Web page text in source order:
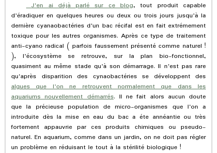
J'en ai déjà parlé sur ce blog, tout produit capable
d'éradiquer en quelques heures ou deux ou trois jours jusqu'à la
dernière cyanaobactéries d'un bac récifal est en fait extrémement
toxique pour les autres organismes. Après ce type de traitement
anti-cyano radical ( parfois faussement présenté comme naturel !
), l'écosystème se retrouve, sur la plan bio-fonctionnel,
quasiment au même stade qu'à son démarrage. Il n'est pas rare
qu'après disparition des cynaobactéries se développent des
algues que l'on ne retrouvent normalement que dans les
aquariums nouvellement démarrés. Il ne fait alors aucun doute
que la précieuse population de micro-organismes que l'on a
introduite dès la mise en eau du bac a éte annéantie ou très
fortement appauvrie par ces produits chimiques ou pseudo-
naturel. En aquarium, comme dans un jardin, on ne doit pas régler
un problème en réduisant le tout à la stérilité biologique !